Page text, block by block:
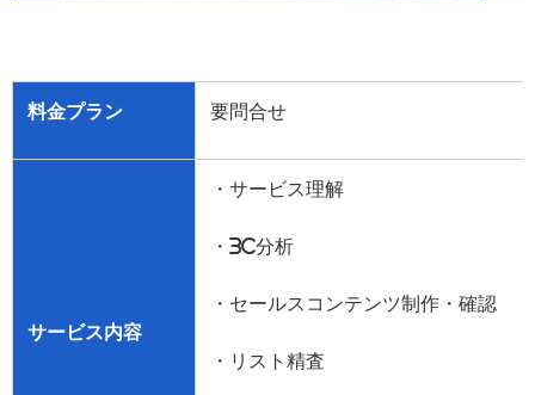
料金プラン 要問合せ
サービス内容
・サービス理解
・ 3C分析
・セールスコンテンツ制作・確認
・リスト精査